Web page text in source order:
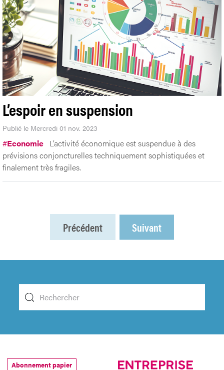
L’espoir en suspension
Publié le Mercredi 01 nov. 2023
#Economie L’activité économique est suspendue à des
prévisions conjoncturelles techniquement sophistiquées et
finalement très fragiles.
Précédent Suivant
Abonnement papier